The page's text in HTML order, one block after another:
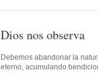
Dios nos observa
Debemos abandonar la
eterno, acumulando